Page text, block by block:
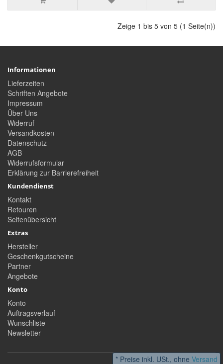
Zeige 1 bis 5 von 5 (1 Seite(n))
Informationen
Lieferzeiten
Schriften Angebote
Impressum
Über Uns
Widerruf
Versandkosten
Datenschutz
AGB
Widerrufsformular
Erklärung zur Barrierefreiheit
Kundendienst
Kontakt
Retouren
Seitenübersicht
Extras
Hersteller
Geschenkgutscheine
Partner
Angebote
Konto
Konto
Auftragsverlauf
Wunschliste
Newsletter
* Preise inkl. USt., ohne Versand